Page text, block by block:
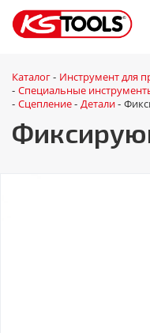
Каталог - Инструмент для
- Специальные
- Сцепление - Детали -